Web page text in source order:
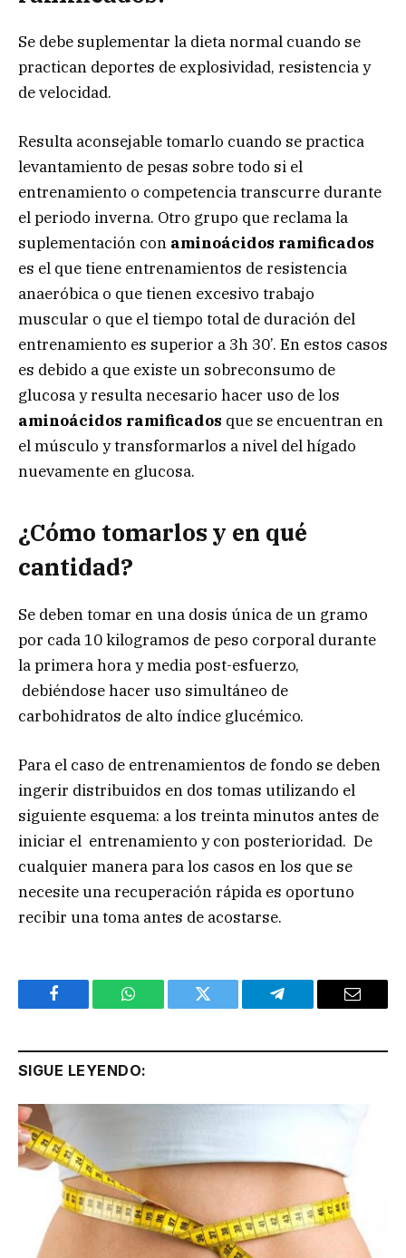
Se debe suplementar la dieta normal cuando se
practican deportes de explosividad, resistencia y
de velocidad.
Resulta aconsejable tomarlo cuando se practica
levantamiento de pesas sobre todo si el
entrenamiento o competencia transcurre durante
el periodo inverna. Otro grupo que reclama la
suplementación con aminoácidos ramificados
es el que tiene entrenamientos de resistencia
anaeróbica o que tienen excesivo trabajo
muscular o que el tiempo total de duración del
entrenamiento es superior a 3h 30’. En estos casos
es debido a que existe un sobreconsumo de
glucosa y resulta necesario hacer uso de los
aminoácidos ramificados que se encuentran en
el músculo y transformarlos a nivel del hígado
nuevamente en glucosa.
¿Cómo tomarlos y en qué
cantidad?
Se deben tomar en una dosis única de un gramo
por cada 10 kilogramos de peso corporal durante
la primera hora y media post-esfuerzo,
debiéndose hacer uso simultáneo de
carbohidratos de alto índice glucémico.
Para el caso de entrenamientos de fondo se deben
ingerir distribuidos en dos tomas utilizando el
siguiente esquema: a los treinta minutos antes de
iniciar el entrenamiento y con posterioridad. De
cualquier manera para los casos en los que se
necesite una recuperación rápida es oportuno
recibir una toma antes de acostarse.
Facebook WhatsApp Twitter Telegram Email
SIGUE LEYENDO: